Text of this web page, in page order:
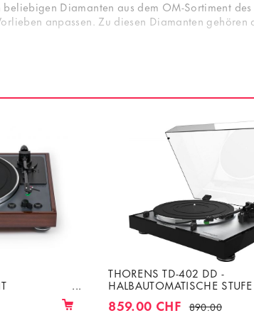
Diamanten aus dem OM-Sortiment
anpassen. Zu diesen Diamanten
THORENS TD-402 DD -
HALBAUTOMATISCHE
859.00 CHF 890.00